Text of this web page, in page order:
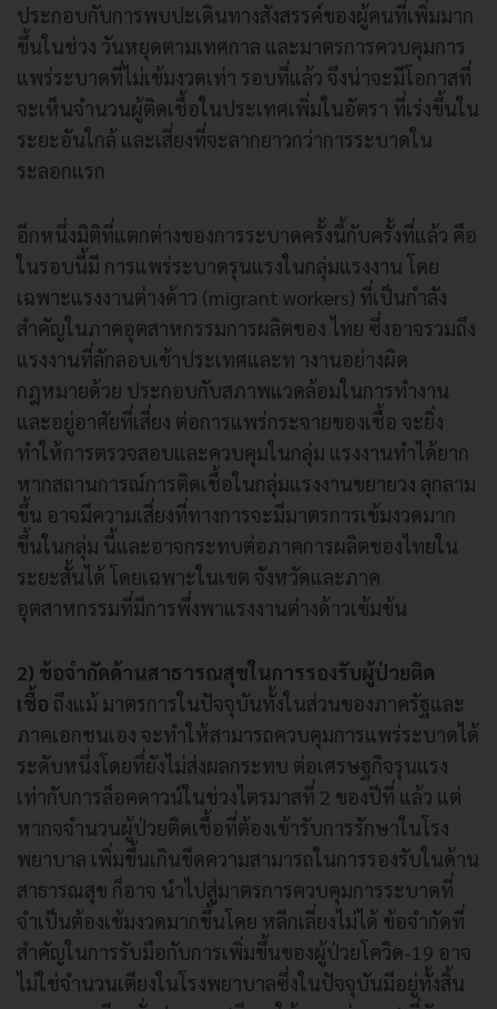
ประกอบกับการพบปะเดินทางสังสรรค์ของผู้คนที่เพิ่มมาก
ขึ้นในช่วง วันหยุดตามเทศกาล และมาตรการควบคุมการ
แพร่ระบาดที่ไม่เข้มงวดเท่า รอบที่แล้ว จึงน่าจะมีโอกาสที่
จะเห็นจำนวนผู้ติดเชื้อในประเทศเพิ่มในอัตรา ที่เร่งขึ้นใน
ระยะอันใกล้ และเสี่ยงที่จะลากยาวกว่าการระบาดใน
ระลอกแรก
อีกหนึ่งมิติที่แตกต่างของการระบาดครั้งนี้กับครั้งที่แล้ว คือ
ในรอบนี้มี การแพร่ระบาดรุนแรงในกลุ่มแรงงาน โดย
เฉพาะแรงงานต่างด้าว (migrant workers) ที่เป็นกำลัง
สำคัญในภาคอุตสาหกรรมการผลิตของ ไทย ซึ่งอาจรวมถึง
แรงงานที่ลักลอบเข้าประเทศและท างานอย่างผิด
กฎหมายด้วย ประกอบกับสภาพแวดล้อมในการทำงาน
และอยู่อาศัยที่เสี่ยง ต่อการแพร่กระจายของเชื้อ จะยิ่ง
ทำให้การตรวจสอบและควบคุมในกลุ่ม แรงงานทำได้ยาก
หากสถานการณ์การติดเชื้อในกลุ่มแรงงานขยายวง ลุกลาม
ขึ้น อาจมีความเสี่ยงที่ทางการจะมีมาตรการเข้มงวดมาก
ขึ้นในกลุ่ม นี้และอาจกระทบต่อภาคการผลิตของไทยใน
ระยะสั้นได้ โดยเฉพาะในเขต จังหวัดและภาค
อุตสาหกรรมที่มีการพึ่งพาแรงงานต่างด้าวเข้มข้น
2) ข้อจำกัดด้านสาธารณสุขในการรองรับผู้ป่วยติด
เชื้อ ถึงแม้ มาตรการในปัจจุบันทั้งในส่วนของภาครัฐและ
ภาคเอกชนเอง จะทำให้สามารถควบคุมการแพร่ระบาดได้
ระดับหนึ่งโดยที่ยังไม่ส่งผลกระทบ ต่อเศรษฐกิจรุนแรง
เท่ากับการล็อคดาวน์ในช่วงไตรมาสที่ 2 ของปีที่ แล้ว แต่
หากจจำนวนผู้ป่วยติดเชื้อที่ต้องเข้ารับการรักษาในโรง
พยาบาล เพิ่มขึ้นเกินขีดความสามารถในการรองรับในด้าน
สาธารณสุข ก็อาจ นำไปสู่มาตรการควบคุมการระบาดที่
จำเป็นต้องเข้มงวดมากขึ้นโดย หลีกเลี่ยงไม่ได้ ข้อจำกัดที่
สำคัญในการรับมือกับการเพิ่มขึ้นของผู้ป่วยโควิด-19 อาจ
ไม่ใช่จำนวนเตียงในโรงพยาบาลซึ่งในปัจจุบันมีอยู่ทั้งสิ้น